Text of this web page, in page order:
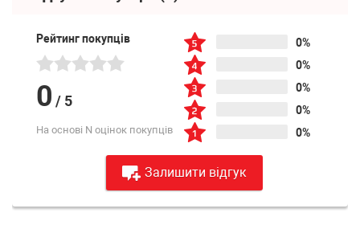
Рейтинг покупців
0 / 5
На основі N оцінок покупців
0%
0%
0%
0%
0%
Залишити відгук